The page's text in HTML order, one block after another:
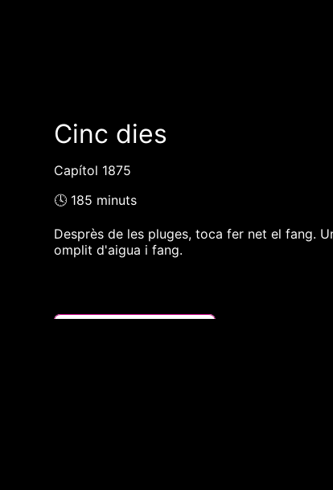
Cinc dies
Capítol 1875
🕓 185 minuts
Desprès de les pluges, toca fer net el fang.
omplit d'aigua i fang.